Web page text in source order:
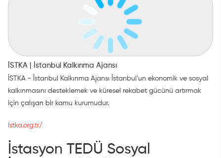
İSTKA | İstanbul Kalkınma Ajansı
İSTKA - İstanbul Kalkınma Ajansı İstanbul’un ekonomik ve sosyal
kalkınmasını desteklemek ve küresel rekabet gücünü artırmak
için çalışan bir kamu kurumudur.
istka.org.tr/
İstasyon TEDÜ Sosyal